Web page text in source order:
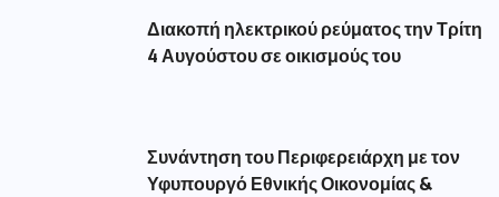
Διακοπή ηλεκτρικού ρεύματος την Τρίτη
4 Αυγούστου σε οικισμούς του
Συνάντηση του Περιφερειάρχη με τον
Υφυπουργό Εθνικής Οικονομίας &